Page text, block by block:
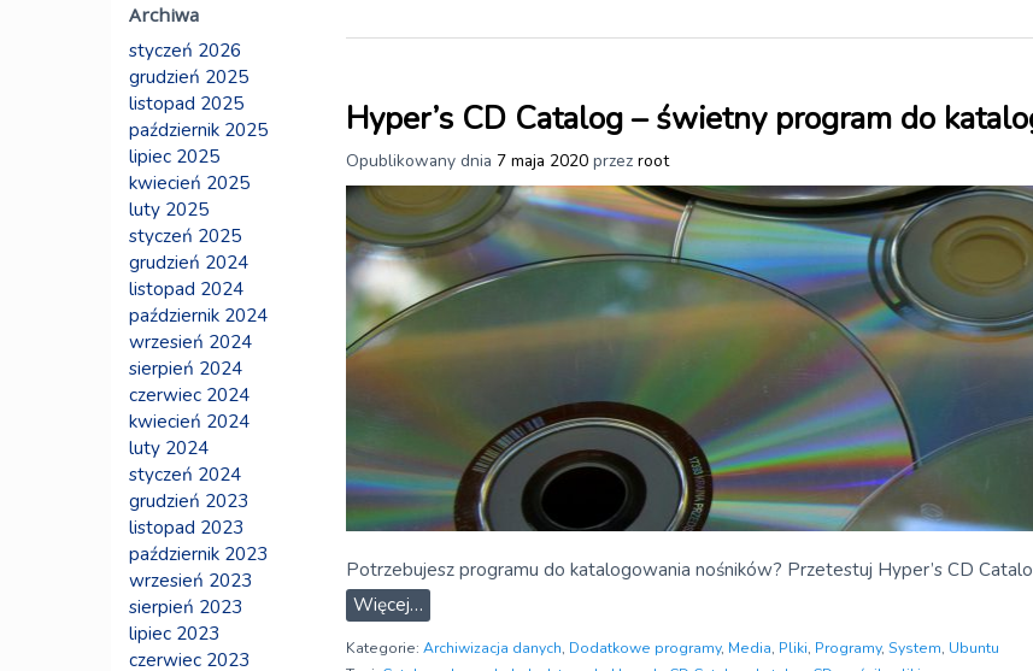
Hyper’s CD Catalog – świetny program do
Opublikowany dnia 7 maja 2020 przez root
Potrzebujesz programu do katalogowania nośników? Przetestuj Hyper’s CD
Więcej…
Kategorie: Archiwizacja danych, Dodatkowe programy, Media, Pliki, Programy, System, Ubuntu
Archiwa
styczeń 2026
grudzień 2025
listopad 2025
październik 2025
lipiec 2025
kwiecień 2025
luty 2025
styczeń 2025
grudzień 2024
listopad 2024
październik 2024
wrzesień 2024
sierpień 2024
czerwiec 2024
kwiecień 2024
luty 2024
styczeń 2024
grudzień 2023
listopad 2023
październik 2023
wrzesień 2023
sierpień 2023
lipiec 2023
czerwiec 2023